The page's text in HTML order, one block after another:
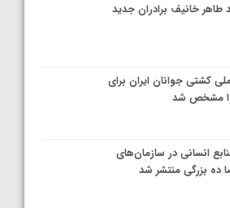
طاهر خانیف برادران جدید
کشتی جوانان ایران برای
مشخص شد
انسانی در سازمان‌های
ده بزرگی منتشر شد